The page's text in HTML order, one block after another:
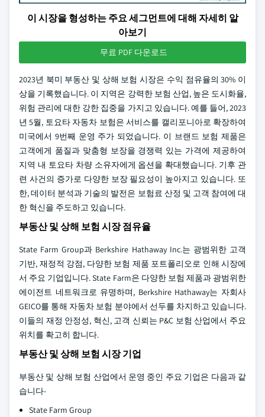
이 시장을 형성하는 주요 세그먼트에 대해 자세히 알
아보기
무료 PDF 다운로드
2023년 북미 부동산 및 상해 보험 시장은 수익 점유율의 30% 이
상을 기록했습니다. 이 지역은 강력한 보험 산업, 높은 도시화율,
위험 관리에 대한 강한 집중을 가지고 있습니다. 예를 들어, 2023
년 5월, 토요타 자동차 보험은 서비스를 캘리포니아로 확장하여
미국에서 9번째 운영 주가 되었습니다. 이 브랜드 보험 제품은
고객에게 품질과 맞춤형 보장을 경쟁력 있는 가격에 제공하여
지역 내 토요타 차량 소유자에게 옵션을 확대했습니다. 기후 관
련 사건의 증가로 다양한 보장 필요성이 높아지고 있습니다. 또
한, 데이터 분석과 기술의 발전은 보험료 산정 및 고객 참여에 대
한 혁신을 주도하고 있습니다.
부동산 및 상해 보험 시장 점유율
State Farm Group과 Berkshire Hathaway Inc.는 광범위한 고객
기반, 재정적 강점, 다양한 보험 제품 포트폴리오로 인해 시장에
서 주요 기업입니다. State Farm은 다양한 보험 제품과 광범위한
에이전트 네트워크로 유명하며, Berkshire Hathaway는 자회사
GEICO를 통해 자동차 보험 분야에서 선두를 차지하고 있습니다.
이들의 재정 안정성, 혁신, 고객 신뢰는 P&C 보험 산업에서 주요
위치를 확고히 합니다.
부동산 및 상해 보험 시장 기업
부동산 및 상해 보험 산업에서 운영 중인 주요 기업은 다음과 같
습니다-
State Farm Group